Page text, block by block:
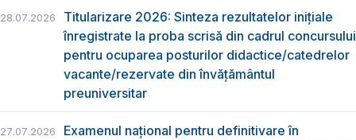
28.07.2026
Titularizare 2026: Sinteza rezultatelor inițiale
înregistrate la proba scrisă din cadrul concursului
pentru ocuparea posturilor didactice/catedrelor
vacante/rezervate din învăţământul
preuniversitar
27.07.2026
Examenul național pentru definitivare în